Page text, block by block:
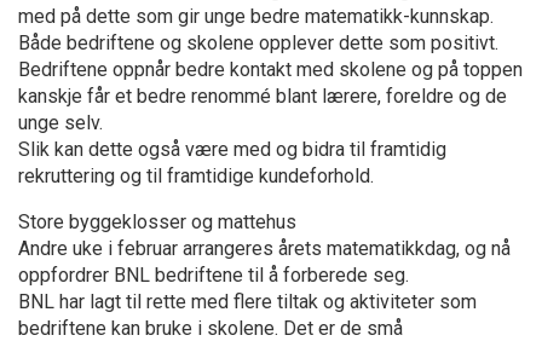
med på dette som gir unge bedre matematikk-kunnskap.
Både bedriftene og skolene opplever dette som positivt.
Bedriftene oppnår bedre kontakt med skolene og på toppen
kanskje får et bedre renommé blant lærere, foreldre og de
unge selv.
Slik kan dette også være med og bidra til framtidig
rekruttering og til framtidige kundeforhold.
Store byggeklosser og mattehus
Andre uke i februar arrangeres årets matematikkdag, og nå
oppfordrer BNL bedriftene til å forberede seg.
BNL har lagt til rette med flere tiltak og aktiviteter som
bedriftene kan bruke i skolene. Det er de små